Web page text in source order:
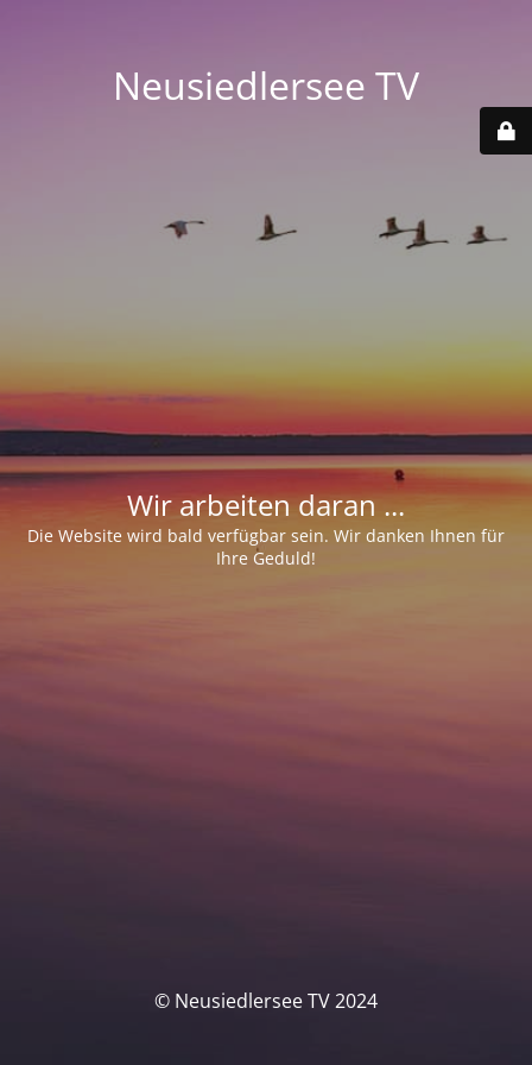
Neusiedlersee TV
Wir arbeiten daran ...
Die Website wird bald verfügbar sein. Wir danken Ihnen für
Ihre Geduld!
© Neusiedlersee TV 2024